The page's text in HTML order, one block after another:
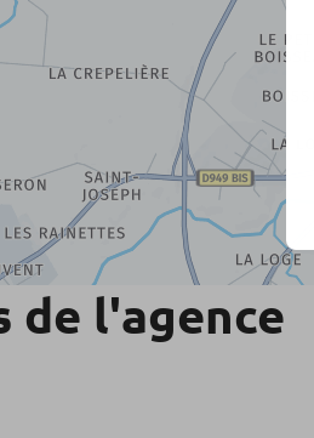
de l'agence